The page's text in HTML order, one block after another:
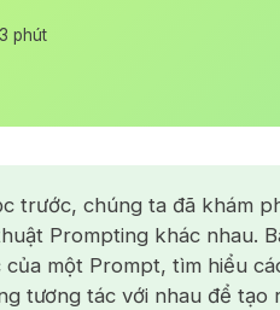
phút
trước, chúng ta đã khám
Prompting khác nhau.
của một Prompt, tìm hiểu
tương tác với nhau để